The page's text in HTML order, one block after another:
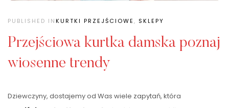
PUBLISHED INKURTKI PRZEJŚCIOWE, SKLEPY
Przejściowa kurtka damska poznaj
wiosenne trendy
Dziewczyny, dostajemy od Was wiele zapytań, która